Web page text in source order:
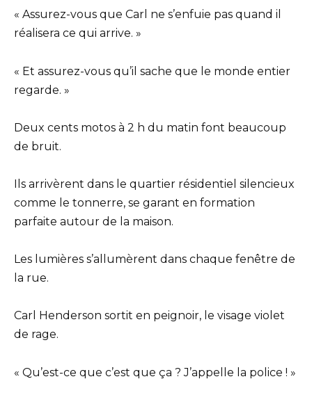
« Assurez-vous que Carl ne s’enfuie pas quand il
réalisera ce qui arrive. »
« Et assurez-vous qu’il sache que le monde entier
regarde. »
Deux cents motos à 2 h du matin font beaucoup
de bruit.
Ils arrivèrent dans le quartier résidentiel silencieux
comme le tonnerre, se garant en formation
parfaite autour de la maison.
Les lumières s’allumèrent dans chaque fenêtre de
la rue.
Carl Henderson sortit en peignoir, le visage violet
de rage.
« Qu’est-ce que c’est que ça ? J’appelle la police ! »